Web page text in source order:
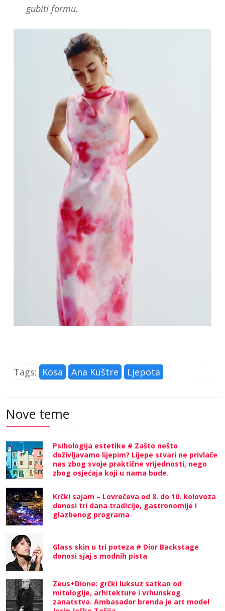
gubiti formu.
Tags: Kosa Ana Kuštre Ljepota
Nove teme
Psihologija estetike # Zašto nešto
doživljavamo lijepim? Lijepe stvari ne privlače
nas zbog svoje praktične vrijednosti, nego
zbog osjećaja koji u nama bude.
Krčki sajam – Lovrečeva od 8. do 10. kolovoza
donosi tri dana tradicije, gastronomije i
glazbenog programa
Glass skin u tri poteza # Dior Backstage
donosi sjaj s modnih pista
Zeus+Dione: grčki luksuz satkan od
mitologije, arhitekture i vrhunskog
zanatstva. Ambasador brenda je art model